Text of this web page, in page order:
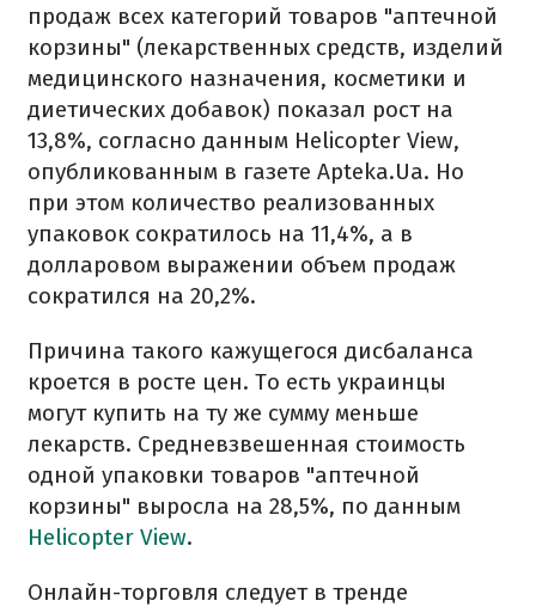
продаж всех категорий товаров "аптечной
корзины" (лекарственных средств, изделий
медицинского назначения, косметики и
диетических добавок) показал рост на
13,8%, согласно данным Helicopter View,
опубликованным в газете Apteka.Ua. Но
при этом количество реализованных
упаковок сократилось на 11,4%, а в
долларовом выражении объем продаж
сократился на 20,2%.
Причина такого кажущегося дисбаланса
кроется в росте цен. То есть украинцы
могут купить на ту же сумму меньше
лекарств. Средневзвешенная стоимость
одной упаковки товаров "аптечной
корзины" выросла на 28,5%, по данным
Helicopter View.
Онлайн-торговля следует в тренде